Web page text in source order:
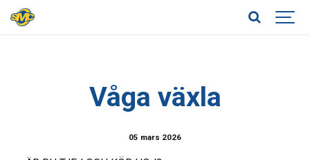
Våga växla
05 mars 2026